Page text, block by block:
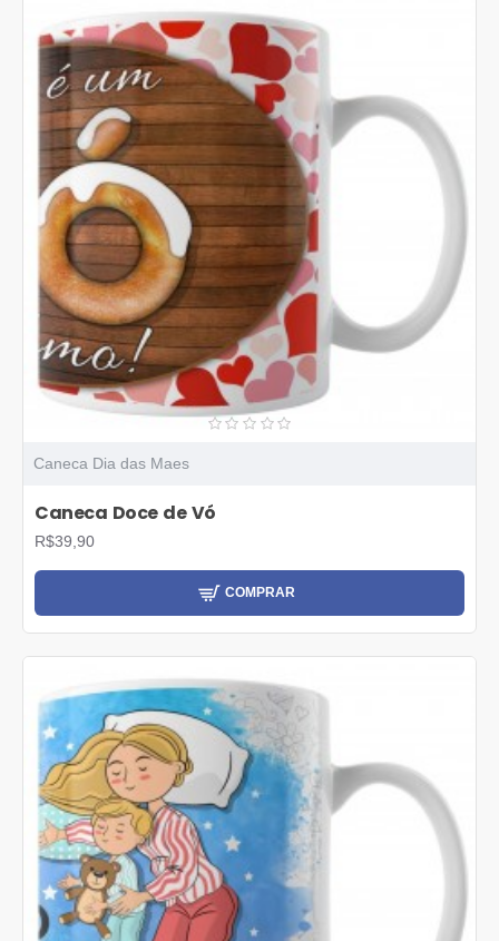
Caneca Dia das Maes
Caneca Doce de Vó
R$39,90
COMPRAR